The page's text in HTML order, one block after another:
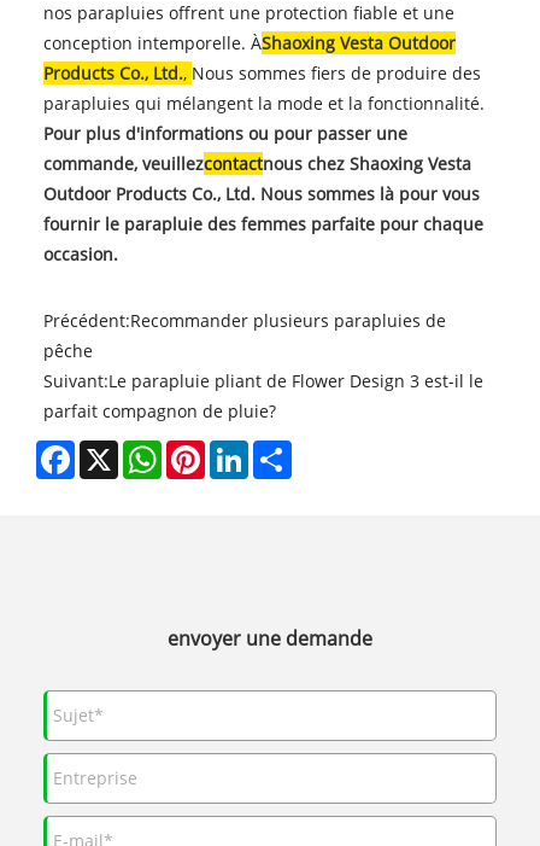
nos parapluies offrent une protection fiable et une
conception intemporelle. ÀShaoxing Vesta Outdoor
Products Co., Ltd., Nous sommes fiers de produire des
parapluies qui mélangent la mode et la fonctionnalité.
Pour plus d'informations ou pour passer une
commande, veuillezcontactnous chez Shaoxing Vesta
Outdoor Products Co., Ltd. Nous sommes là pour vous
fournir le parapluie des femmes parfaite pour chaque
occasion.
Précédent:Recommander plusieurs parapluies de
pêche
Suivant:Le parapluie pliant de Flower Design 3 est-il le
parfait compagnon de pluie?
Facebook
X WhatsAppPinterestLinkedInShare
envoyer une demande